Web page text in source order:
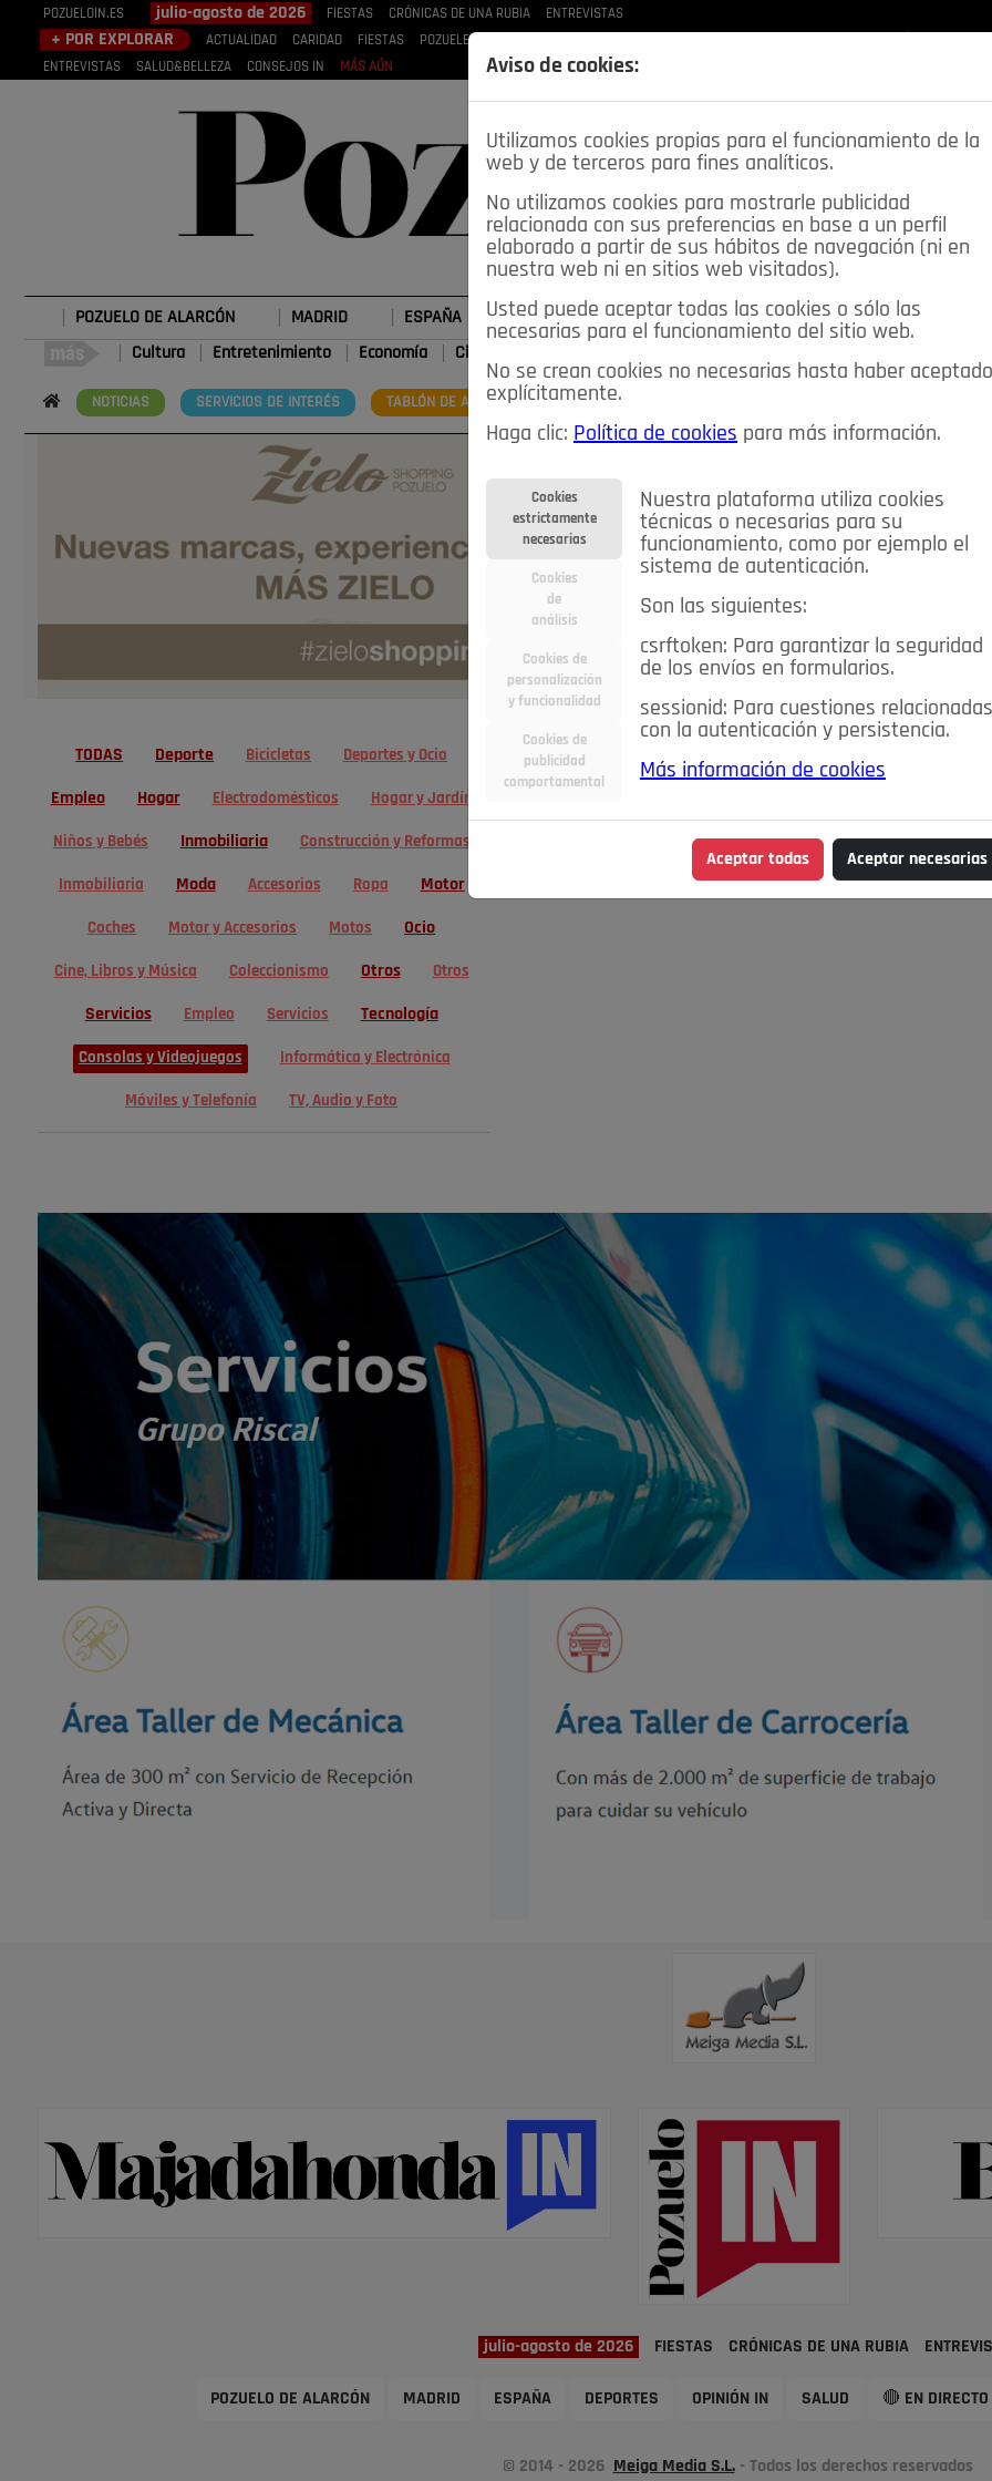
POZUELOIN.ES julio-agosto de 2026 FIESTAS CRÓNICAS DE UNA RUBIA ENTREVISTAS
+ POR EXPLORAR ACTUALIDAD CARIDAD FIESTAS POZUELEROS
ENTREVISTAS
SALUD&BELLEZA CONSEJOS IN MÁS AÚN
POZUELO DE ALARCÓN MADRID ESPAÑA DEPORTES OPINIÓN IN SALUD 🔴 EN DIRECTO
Cultura Entretenimiento Economía Ciencia&Tecnología
NOTICIAS SERVICIOS DE INTERÉS TABLÓN DE ANUNCIOS MIS ANUNCIOS
TODAS Deporte Bicicletas Deportes y Ocio
Empleo Hogar Electrodomésticos Hogar y Jardín
Niños y Bebés Inmobiliaria Construcción y Reformas
Inmobiliaria Moda Accesorios Ropa Motor
Coches Motor y Accesorios Motos Ocio
Cine, Libros y Música Coleccionismo Otros Otros
Servicios Empleo Servicios Tecnología
Consolas y Videojuegos Informática y Electrónica
Móviles y Telefonía TV, Audio y Foto
Aviso de cookies:
Utilizamos cookies propias para el funcionamiento de la
web y de terceros para fines analíticos.
No utilizamos cookies para mostrarle publicidad
relacionada con sus preferencias en base a un perfil
elaborado a partir de sus hábitos de navegación (ni en
nuestra web ni en sitios web visitados).
Usted puede aceptar todas las cookies o sólo las
necesarias para el funcionamiento del sitio web.
No se crean cookies no necesarias hasta haber aceptado
explícitamente.
Haga clic: Política de cookies para más información.
Cookies
estrictamente
necesarias
Cookies
de
análisis
Cookies de
personalización
y funcionalidad
Cookies de
publicidad
comportamental
Nuestra plataforma utiliza cookies
técnicas o necesarias para su
funcionamiento, como por ejemplo el
sistema de autenticación.
Son las siguientes:
csrftoken: Para garantizar la seguridad
de los envíos en formularios.
sessionid: Para cuestiones relacionadas
con la autenticación y persistencia.
Más información de cookies
Aceptar todas Aceptar necesarias
julio-agosto de 2026 FIESTAS CRÓNICAS DE UNA RUBIA
POZUELO DE ALARCÓN MADRID ESPAÑA DEPORTES OPINIÓN IN SALUD 🔴 EN DIRECTO
© 2014 - 2026 Meiga Media S.L.- Todos los derechos reservados